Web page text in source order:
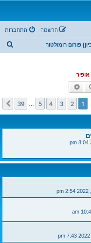
התחברות הרשמה
פורום רומולטור
ח
אופיר
חיפוש
1
2
3
4
5
39 הבא